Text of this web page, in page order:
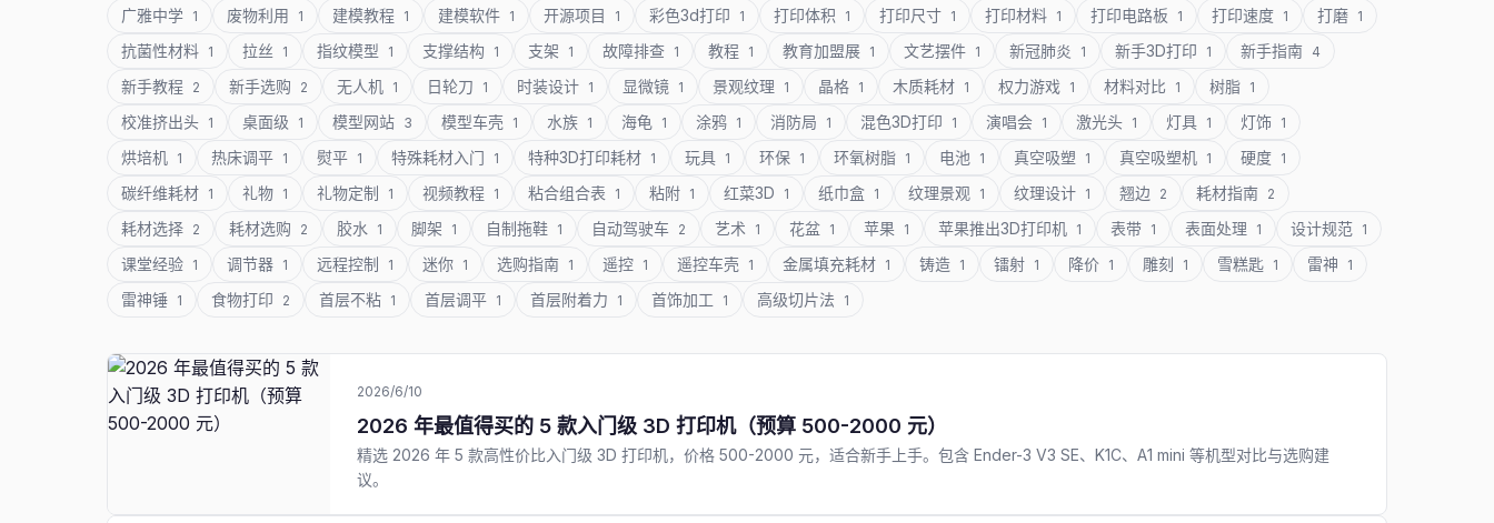
广雅中学 1 废物利用 1 建模教程 1 建模软件 1 开源项目 1 彩色3d打印 1 打印体积 1 打印尺寸 1 打印材料 1 打印电路板 1 打印速度 1 打磨 1
抗菌性材料 1 拉丝 1 指纹模型 1 支撑结构 1 支架 1 故障排查 1 教程 1 教育加盟展 1 文艺摆件 1 新冠肺炎 1 新手3D打印 1 新手指南 4
新手教程 2 新手选购 2 无人机 1 日轮刀 1 时装设计 1 显微镜 1 景观纹理 1 晶格 1 木质耗材 1 权力游戏 1 材料对比 1 树脂 1
校准挤出头 1 桌面级 1 模型网站 3 模型车壳 1 水族 1 海龟 1 涂鸦 1 消防局 1 混色3D打印 1 演唱会 1 激光头 1 灯具 1 灯饰 1
烘培机 1 热床调平 1 熨平 1 特殊耗材入门 1 特种3D打印耗材 1 玩具 1 环保 1 环氧树脂 1 电池 1 真空吸塑 1 真空吸塑机 1 硬度 1
碳纤维耗材 1 礼物 1 礼物定制 1 视频教程 1 粘合组合表 1 粘附 1 红菜3D 1 纸巾盒 1 纹理景观 1 纹理设计 1 翘边 2 耗材指南 2
耗材选择 2 耗材选购 2 胶水 1 脚架 1 自制拖鞋 1 自动驾驶车 2 艺术 1 花盆 1 苹果 1 苹果推出3D打印机 1 表带 1 表面处理 1 设计规范 1
课堂经验 1 调节器 1 远程控制 1 迷你 1 选购指南 1 遥控 1 遥控车壳 1 金属填充耗材 1 铸造 1 镭射 1 降价 1 雕刻 1 雪糕匙 1 雷神 1
雷神锤 1 食物打印 2 首层不粘 1 首层调平 1 首层附着力 1 首饰加工 1 高级切片法 1
2026/6/10
2026 年最值得买的 5 款入门级 3D 打印机（预算 500-2000 元）
精选 2026 年 5 款高性价比入门级 3D 打印机，价格 500-2000 元，适合新手上手。包含 Ender-3 V3 SE、K1C、A1 mini 等机型对比与选购建
议。